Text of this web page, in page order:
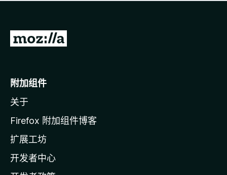
无
转
o
i
l
a
主
附加组件
关于
Firefox 附加组件博客
扩展工坊
开发者中心